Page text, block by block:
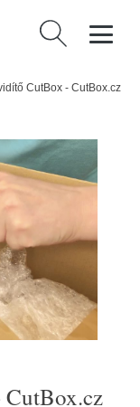
Keresés:
CutBox - CutBox.cz